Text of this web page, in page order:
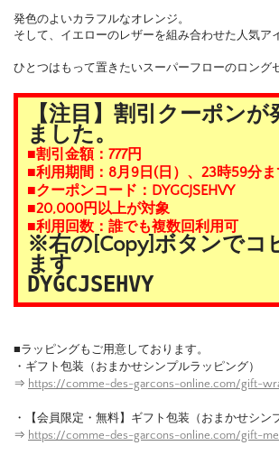
発色のよいカラフルなオレンジ。
そして、イエローのレザーを組み合わせた人気ア
ひとつはもって置きたいスーパーフローのロング
【注目】割引クーポンが
ました。
■割引金額：777円
■利用期間：8月9日(日）、23時59分
■クーポンコード：DYGCJSEHVY
■20,000円以上が対象
■利用回数：誰でも複数回利用可
※右の[Copy]ボタンでコ
ます
DYGCJSEHVY
■ラッピングもご用意しております。
・ギフト包装（おまかせシンプルラッピング）
⇒ https://comme-des-garcons-online.com/gift-
・【会員限定・無料】ギフト包装（おまかせシン
⇒ https://comme-des-garcons-online.com/gift-